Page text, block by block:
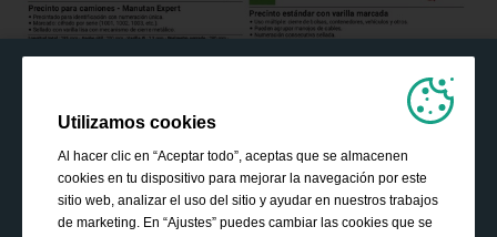
Utilizamos cookies
Al hacer clic en “Aceptar todo”, aceptas que se almacenen
cookies en tu dispositivo para mejorar la navegación por este
sitio web, analizar el uso del sitio y ayudar en nuestros trabajos
de marketing. En “Ajustes” puedes cambiar las cookies que se